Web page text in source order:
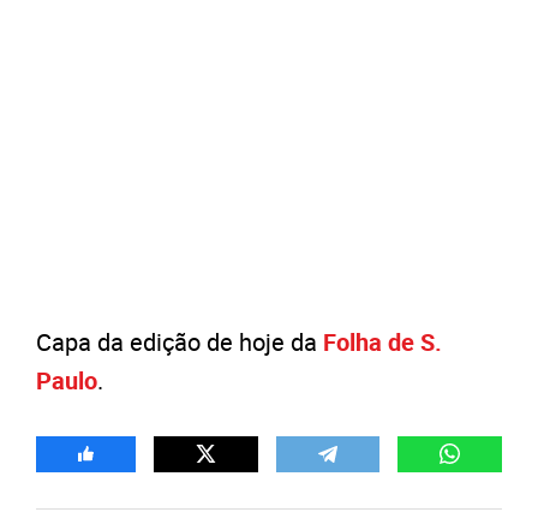
Capa da edição de hoje da Folha de S.
Paulo.